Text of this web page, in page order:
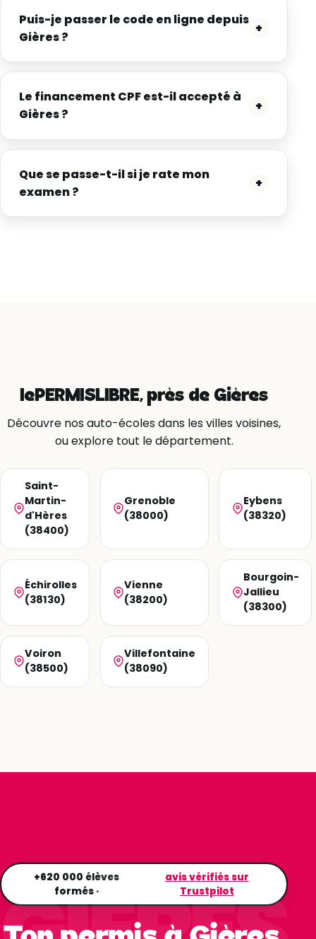
Puis-je passer le code en ligne depuis
Gières ?
+
Le financement CPF est-il accepté à
Gières ?
+
Que se passe-t-il si je rate mon
examen ?
+
lePERMISLIBRE, près de Gières
Découvre nos auto-écoles dans les villes voisines,
ou explore tout le département.
Saint-
Martin-
d'Hères
(38400)
Grenoble
(38000)
Eybens
(38320)
Échirolles
(38130)
Vienne
(38200)
Bourgoin-
Jallieu
(38300)
Voiron
(38500)
Villefontaine
(38090)
+620 000 élèves
formés ·
avis vérifiés sur
Trustpilot